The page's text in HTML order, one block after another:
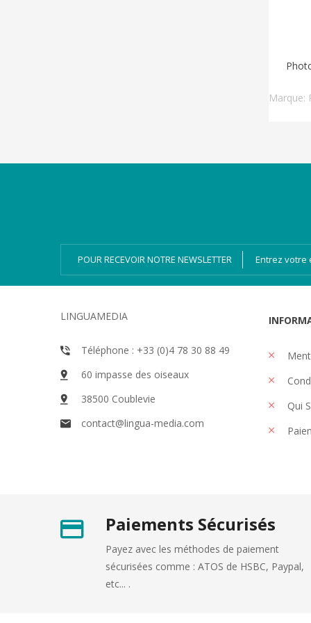
Marque:
POUR RECEVOIR NOTRE NEWSLETTER
LINGUAMEDIA
Téléphone : +33 (0)4 78 30 88 49
60 impasse des oiseaux
38500 Coublevie
contact@lingua-media.com
Qui
Paiements Sécurisés
Payez avec les méthodes de paiement
sécurisées comme : ATOS de HSBC, Paypal,
etc... .